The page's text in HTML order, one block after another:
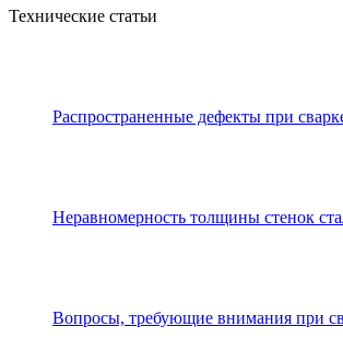
Технические статьи
Распространенные дефекты при
Неравномерность толщины стенок
Вопросы, требующие внимания при